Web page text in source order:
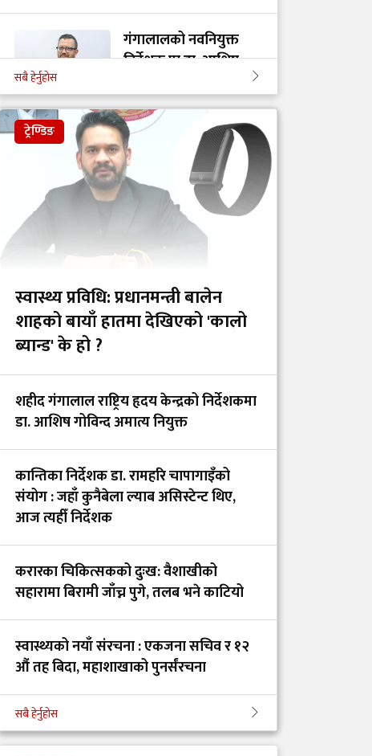
गंगालालको नवनियुक्त
निर्देशक प्रा.डा. आशिष
सांसद प्रा.डा. चन्द्रमोहन
यादवको प्रश्न- ‘ढल्केबरको
ट्रमा सेन्टर कहाँ हरायो?’
डाक्टर र सांसदका
चालकको तलब 'उस्तै' भन्दै
भ्रामक दाबी
विद्यालयमा मुटु रोगको
खोजी: समयमै रोग पत्ता
लाग्दा बच्न थाल्यो
बालबालिकाको जीवन
सेवा, संघर्ष र सम्मानको
पर्खाइमा नर्स
गंगालाल हृदय
केन्द्रका निर्देशकद्वारा पद
तथा गोपनीयताको शपथ
ग्रहण
नेपाल फार्मेसी परिषद्को
थापा नियुक्त
सबै हेर्नुहोस
ट्रेण्डिङ
स्वास्थ्य प्रविधि: प्रधानमन्त्री बालेन
शाहको बायाँ हातमा देखिएको 'कालो
ब्यान्ड' के हो ?
शहीद गंगालाल राष्ट्रिय हृदय केन्द्रको निर्देशकमा
डा. आशिष गोविन्द अमात्य नियुक्त
कान्तिका निर्देशक डा. रामहरि चापागाइँको
संयोग : जहाँ कुनैबेला ल्याब असिस्टेन्ट थिए,
आज त्यहीँ निर्देशक
करारका चिकित्सकको दुःख: वैशाखीको
सहारामा बिरामी जाँच्न पुगे, तलब भने काटियो
स्वास्थ्यको नयाँ संरचना : एकजना सचिव र १२
औं तह बिदा, महाशाखाको पुनर्संरचना
भक्तपुर अस्पतालको आईसीयुमा तोडफोडदेखि
कर्मचारीमाथि आक्रमण किन भयो?
सबै हेर्नुहोस